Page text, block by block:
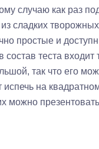
случаю как раз
сладких
простые и
состав теста
так что его
на
можно